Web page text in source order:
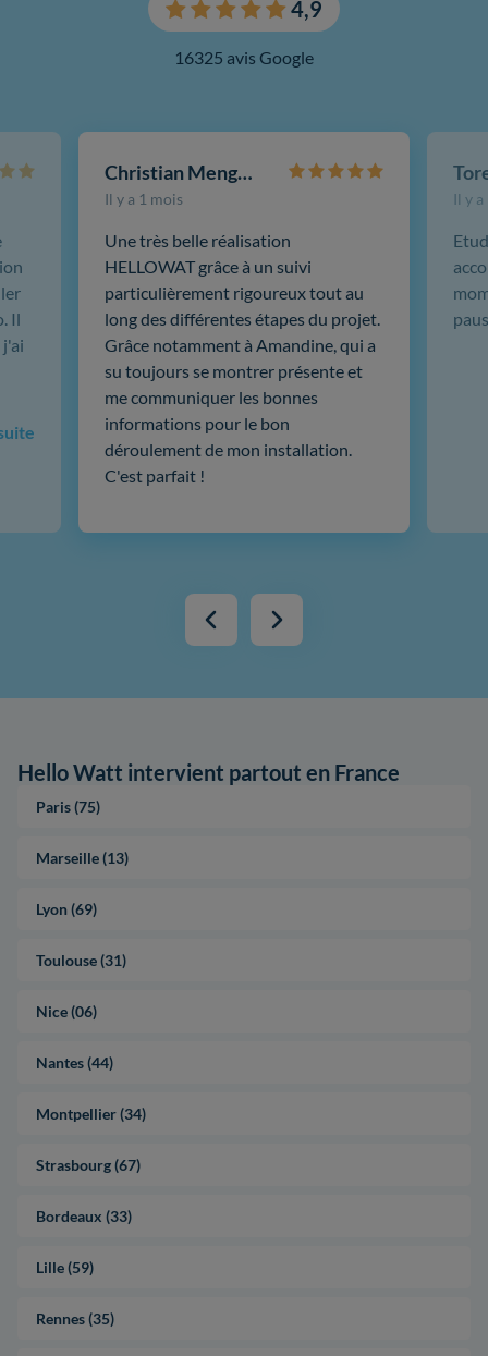
4,9
16325 avis Google
Christian Mengotti
Il y a 1 mois
Une très belle réalisation
HELLOWAT grâce à un suivi
particulièrement rigoureux tout au
long des différentes étapes du projet.
Grâce notamment à Amandine, qui a
su toujours se montrer présente et
me communiquer les bonnes
informations pour le bon
déroulement de mon installation.
C'est parfait !
Il y
Il
Hello Watt intervient partout en France
Paris (75)
Marseille (13)
Lyon (69)
Toulouse (31)
Nice (06)
Nantes (44)
Montpellier (34)
Strasbourg (67)
Bordeaux (33)
Lille (59)
Rennes (35)